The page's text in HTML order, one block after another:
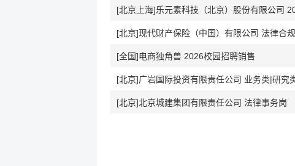
[北京上海]乐元素科技（北京）股份有限公司
[北京]现代财产保险（中国）有限公司 法律合
[全国]电商独角兽 2026校园招聘销售
[北京]广岩国际投资有限责任公司 业务类|研究
[北京]北京城建集团有限责任公司 法律事务岗